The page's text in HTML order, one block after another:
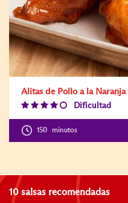
Alitas de Pollo a la Naranja
Dificultad
150 minutos
10 salsas recomendadas